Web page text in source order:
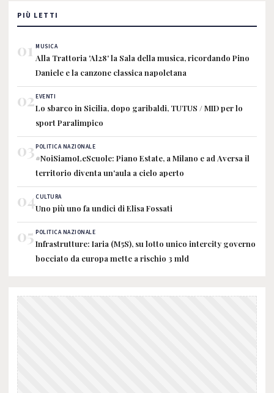
PIÙ LETTI
01 MUSICA
Alla Trattoria 'Al28' la Sala della musica, ricordando Pino
Daniele e la canzone classica napoletana
02EVENTI
Lo sbarco in Sicilia, dopo garibaldi, TUTUS / MID per lo
sport Paralimpico
03POLITICA NAZIONALE
#NoiSiamoLeScuole: Piano Estate, a Milano e ad Aversa il
territorio diventa un'aula a cielo aperto
04CULTURA
Uno più uno fa undici di Elisa Fossati
05 POLITICA NAZIONALE
Infrastrutture: Iaria (M5S), su lotto unico intercity governo
bocciato da europa mette a rischio 3 mld